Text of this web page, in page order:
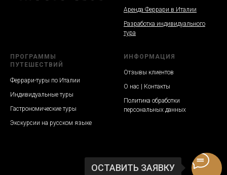
Аренда Феррари в Италии
Разработка индивидуального
тура
ПРОГРАММЫ
ПУТЕШЕСТВИЙ
Феррари-туры по Италии
Индивидуальные туры
Гастрономические туры
Экскурсии на русском языке
ИНФОРМАЦИЯ
Отзывы клиентов
О нас | Контакты
Политика обработки
персональных данных
ОСТАВИТЬ ЗАЯВКУ